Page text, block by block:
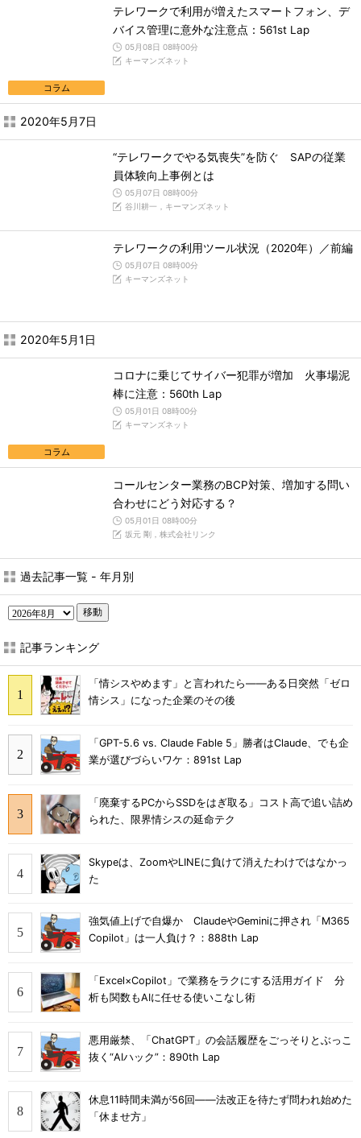
コラム
テレワークで利用が増えたスマートフォン、デ
バイス管理に意外な注意点：561st Lap
05月08日 08時00分
キーマンズネット
2020年5月7日
“テレワークでやる気喪失”を防ぐ SAPの従業
員体験向上事例とは
05月07日 08時00分
谷川耕一，キーマンズネット
テレワークの利用ツール状況（2020年）／前編
05月07日 08時00分
キーマンズネット
2020年5月1日
コラム
コロナに乗じてサイバー犯罪が増加 火事場泥
棒に注意：560th Lap
05月01日 08時00分
キーマンズネット
コールセンター業務のBCP対策、増加する問い
合わせにどう対応する？
05月01日 08時00分
坂元 剛，株式会社リンク
過去記事一覧 - 年月別
移動
記事ランキング
「情シスやめます」と言われたら――ある日突然「ゼロ
情シス」になった企業のその後
「GPT-5.6 vs. Claude Fable 5」勝者はClaude、でも企
業が選びづらいワケ：891st Lap
「廃棄するPCからSSDをはぎ取る」コスト高で追い詰め
られた、限界情シスの延命テク
Skypeは、ZoomやLINEに負けて消えたわけではなかっ
た
強気値上げで自爆か ClaudeやGeminiに押され「M365
Copilot」は一人負け？：888th Lap
「Excel×Copilot」で業務をラクにする活用ガイド 分
析も関数もAIに任せる使いこなし術
悪用厳禁、「ChatGPT」の会話履歴をごっそりとぶっこ
抜く“AIハック”：890th Lap
休息11時間未満が56回――法改正を待たず問われ始めた
「休ませ方」